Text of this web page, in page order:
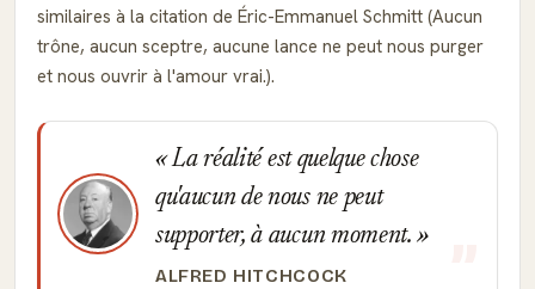
similaires à la citation de Éric-Emmanuel Schmitt (Aucun
trône, aucun sceptre, aucune lance ne peut nous purger
et nous ouvrir à l'amour vrai.).
La réalité est quelque chose
qu'aucun de nous ne peut
supporter, à aucun moment.
ALFRED HITCHCOCK